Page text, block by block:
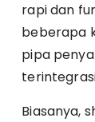
rapi dan
beberapa
pipa
Biasanya,